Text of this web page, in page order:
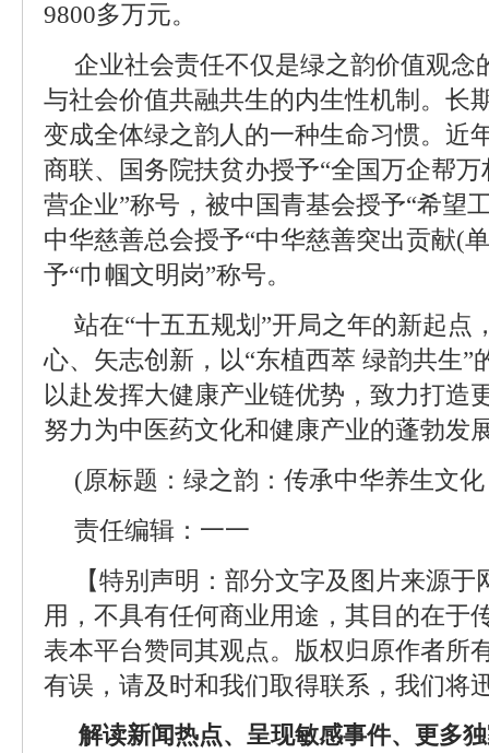
9800多万元。
企业社会责任不仅是绿之韵价值观念
与社会价值共融共生的内生性机制。长
变成全体绿之韵人的一种生命习惯。近
商联、国务院扶贫办授予“全国万企帮
营企业”称号，被中国青基会授予“希望
中华慈善总会授予“中华慈善突出贡献(
予“巾帼文明岗”称号。
站在“十五五规划”开局之年的新起点
心、矢志创新，以“东植西萃 绿韵共生”
以赴发挥大健康产业链优势，致力打造
努力为中医药文化和健康产业的蓬勃发
(原标题：绿之韵：传承中华养生文
责任编辑：一一
【特别声明：部分文字及图片来源
用，不具有任何商业用途，其目的在于
表本平台赞同其观点。版权归原作者所
有误，请及时和我们取得联系，我们将
解读新闻热点、呈现敏感事件、更多